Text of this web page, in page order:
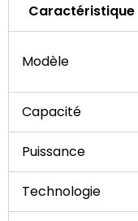
Caractéristique
Modèle
Capacité
Puissance
Technologie